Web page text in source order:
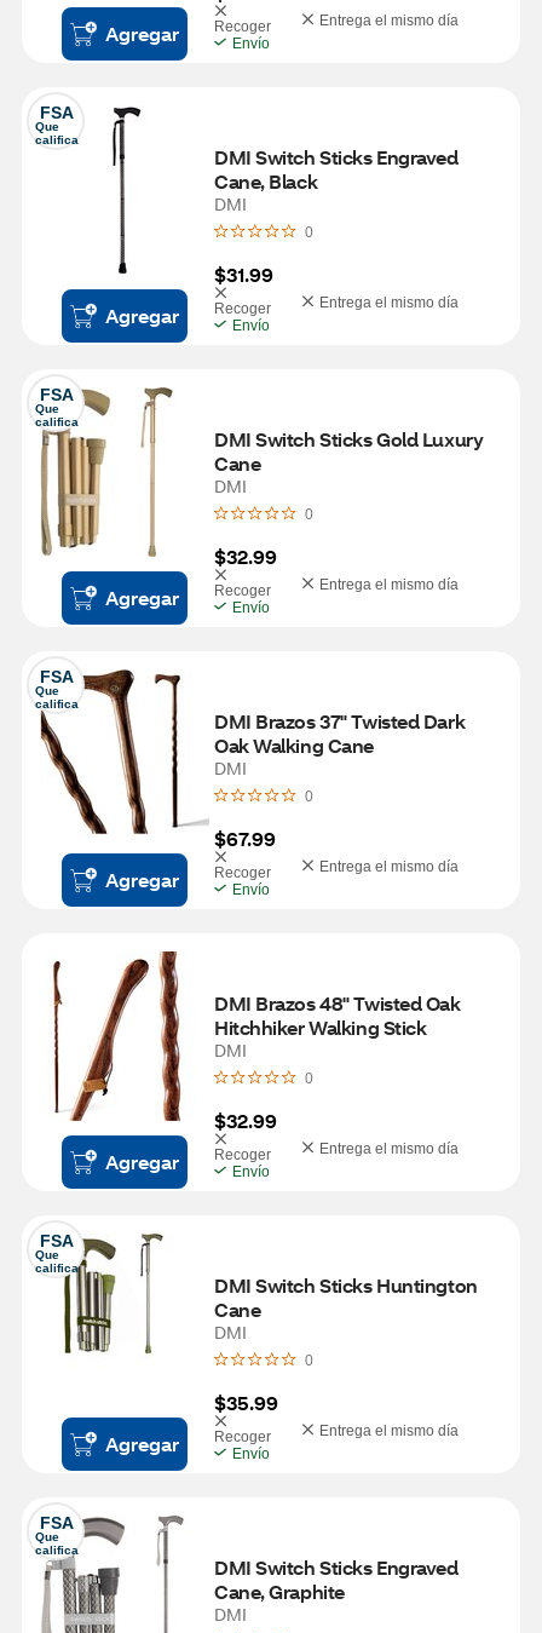
Agregar Recoger
Entrega el mismo día
Envío
FSA
Que
califica
Agregar
DMI Switch Sticks Engraved
Cane, Black
DMI
0
$31.99
Recoger
Entrega el mismo día
Envío
FSA
Que
califica
Agregar
DMI Switch Sticks Gold Luxury
Cane
DMI
0
$32.99
Recoger
Entrega el mismo día
Envío
FSA
Que
califica
Agregar
DMI Brazos 37" Twisted Dark
Oak Walking Cane
DMI
0
$67.99
Recoger
Entrega el mismo día
Envío
Agregar
DMI Brazos 48" Twisted Oak
Hitchhiker Walking Stick
DMI
0
$32.99
Recoger
Entrega el mismo día
Envío
FSA
Que
califica
Agregar
DMI Switch Sticks Huntington
Cane
DMI
0
$35.99
Recoger
Entrega el mismo día
Envío
FSA
Que
califica
DMI Switch Sticks Engraved
Cane, Graphite
DMI